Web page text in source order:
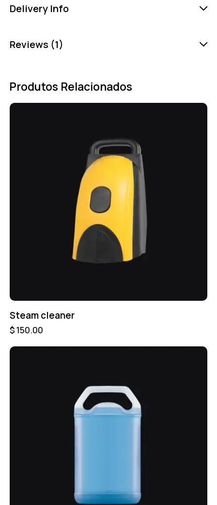
Delivery Info
Reviews (1)
Produtos Relacionados
Steam cleaner
$150.00